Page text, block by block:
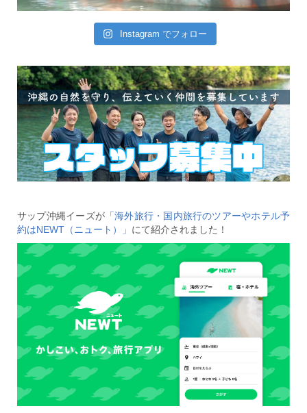
Instagram でフォロー
サップ沖縄イーズが 「海外旅行・国内旅行のツアーやホテル予
約はNEWT（ニュート）」 にて紹介されました！